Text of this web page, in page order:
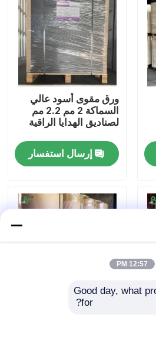
ورق مقوى أسود عالي
السماكة 2 مم 2.2 مم
لصناديق الهدايا الراقية
إرسال استفسار
لفائف ورق كرافت بني
12:57 PM
Good day, what
for?